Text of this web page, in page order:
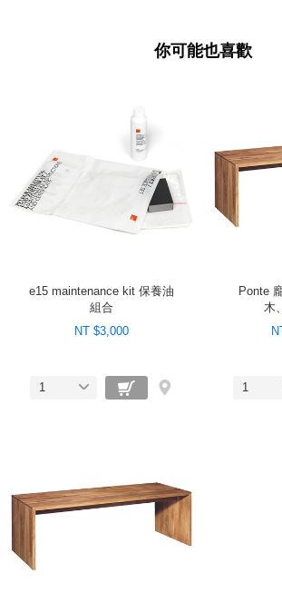
你可能也喜歡
e15 maintenance kit 保養油
組合
NT $3,000
1
Ponte
木
1